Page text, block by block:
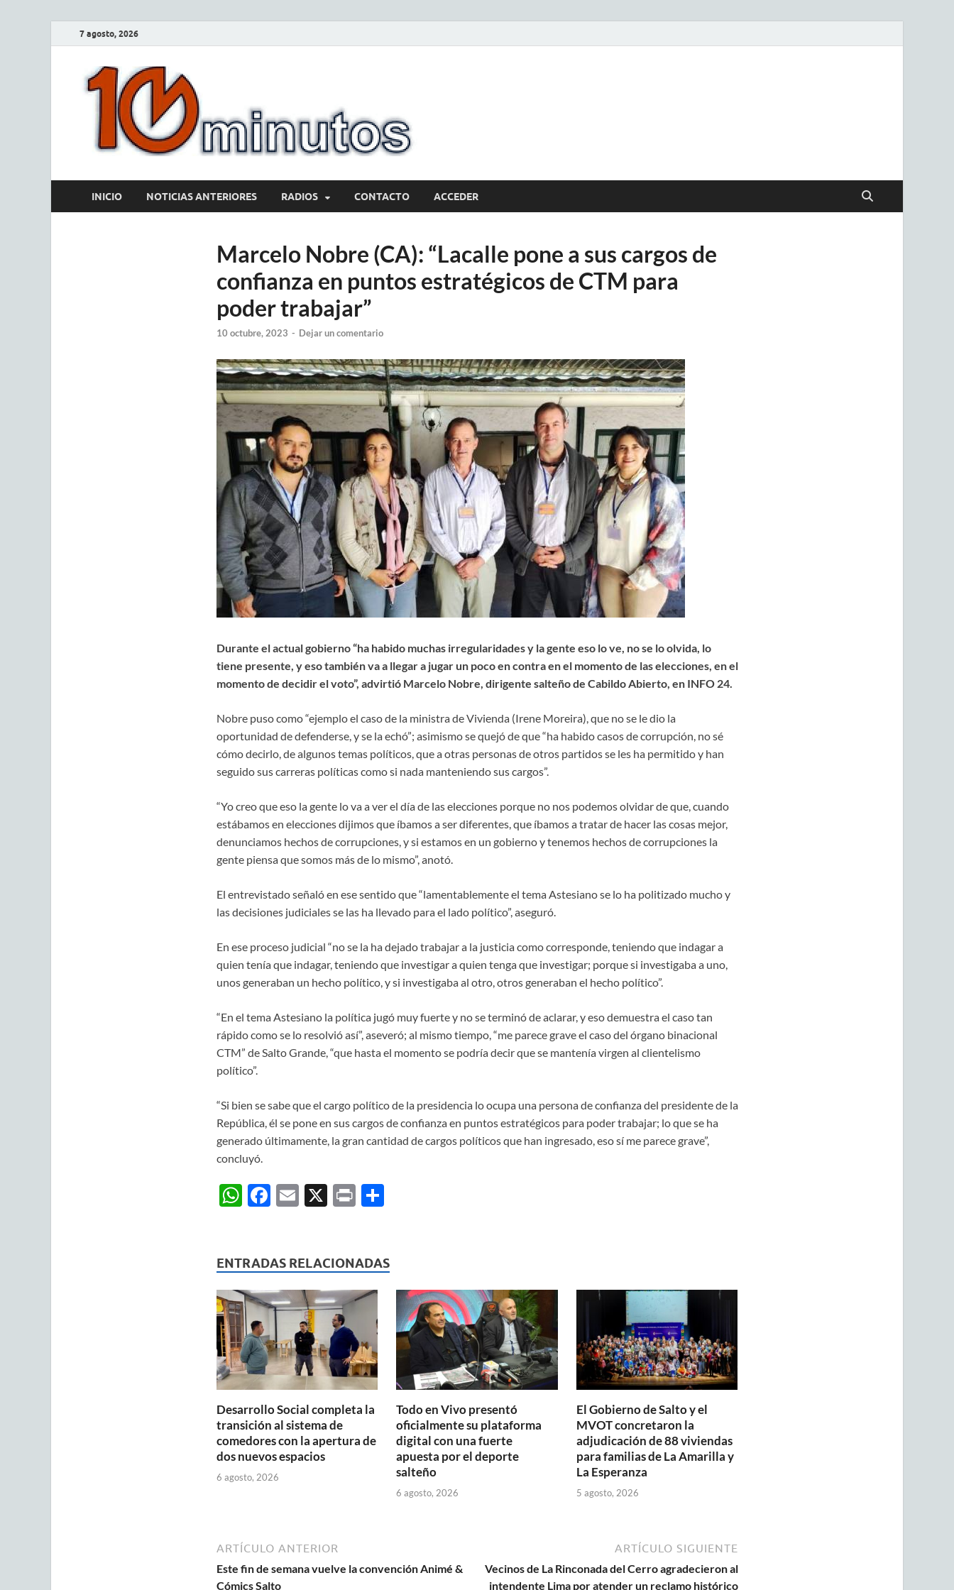
7 agosto, 2026
INICIO NOTICIAS ANTERIORES RADIOS CONTACTO ACCEDER
Marcelo Nobre (CA): “Lacalle pone a sus cargos de
confianza en puntos estratégicos de CTM para
poder trabajar”
10 octubre, 2023 - Dejar un comentario
Durante el actual gobierno “ha habido muchas irregularidades y la gente eso lo ve, no se lo olvida, lo
tiene presente, y eso también va a llegar a jugar un poco en contra en el momento de las elecciones, en el
momento de decidir el voto”, advirtió Marcelo Nobre, dirigente salteño de Cabildo Abierto, en INFO 24.
Nobre puso como “ejemplo el caso de la ministra de Vivienda (Irene Moreira), que no se le dio la
oportunidad de defenderse, y se la echó”; asimismo se quejó de que “ha habido casos de corrupción, no sé
cómo decirlo, de algunos temas políticos, que a otras personas de otros partidos se les ha permitido y han
seguido sus carreras políticas como si nada manteniendo sus cargos”.
“Yo creo que eso la gente lo va a ver el día de las elecciones porque no nos podemos olvidar de que, cuando
estábamos en elecciones dijimos que íbamos a ser diferentes, que íbamos a tratar de hacer las cosas mejor,
denunciamos hechos de corrupciones, y si estamos en un gobierno y tenemos hechos de corrupciones la
gente piensa que somos más de lo mismo”, anotó.
El entrevistado señaló en ese sentido que “lamentablemente el tema Astesiano se lo ha politizado mucho y
las decisiones judiciales se las ha llevado para el lado político”, aseguró.
En ese proceso judicial “no se la ha dejado trabajar a la justicia como corresponde, teniendo que indagar a
quien tenía que indagar, teniendo que investigar a quien tenga que investigar; porque si investigaba a uno,
unos generaban un hecho político, y si investigaba al otro, otros generaban el hecho político”.
“En el tema Astesiano la política jugó muy fuerte y no se terminó de aclarar, y eso demuestra el caso tan
rápido como se lo resolvió así”, aseveró; al mismo tiempo, “me parece grave el caso del órgano binacional
CTM” de Salto Grande, “que hasta el momento se podría decir que se mantenía virgen al clientelismo
político”.
“Si bien se sabe que el cargo político de la presidencia lo ocupa una persona de confianza del presidente de la
República, él se pone en sus cargos de confianza en puntos estratégicos para poder trabajar; lo que se ha
generado últimamente, la gran cantidad de cargos políticos que han ingresado, eso sí me parece grave”,
concluyó.
W
s
A
p
p
F
b
o
o
k
E X P C
p
ar
ti
ENTRADAS RELACIONADAS
Desarrollo Social completa la
transición al sistema de
comedores con la apertura de
dos nuevos espacios
6 agosto, 2026
Todo en Vivo presentó
oficialmente su plataforma
digital con una fuerte
apuesta por el deporte
salteño
6 agosto, 2026
El Gobierno de Salto y el
MVOT concretaron la
adjudicación de 88 viviendas
para familias de La Amarilla y
La Esperanza
5 agosto, 2026
ARTÍCULO ANTERIOR
Este fin de semana vuelve la convención Animé &
Cómics Salto
ARTÍCULO SIGUIENTE
Vecinos de La Rinconada del Cerro agradecieron al
intendente Lima por atender un reclamo histórico